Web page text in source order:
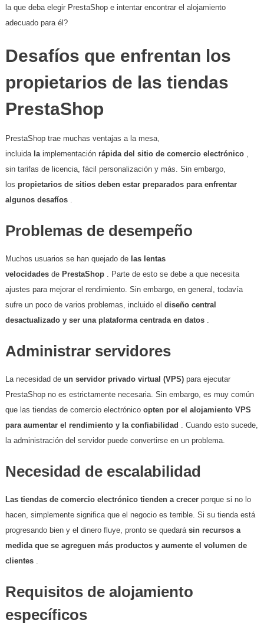
la que deba elegir PrestaShop e intentar encontrar el alojamiento
adecuado para él?
Desafíos que enfrentan los
propietarios de las tiendas
PrestaShop
PrestaShop trae muchas ventajas a la mesa,
incluida laimplementación rápida del sitio de comercio electrónico,
sin tarifas de licencia, fácil personalización y más. Sin embargo,
los propietarios de sitios deben estar preparados para enfrentar
algunos desafíos.
Problemas de desempeño
Muchos usuarios se han quejado de las lentas
velocidadesde PrestaShop. Parte de esto se debe a que necesita
ajustes para mejorar el rendimiento. Sin embargo, en general, todavía
sufre un poco de varios problemas, incluido el diseño central
desactualizado y ser una plataforma centrada en datos.
Administrar servidores
La necesidad de un servidor privado virtual (VPS)para ejecutar
PrestaShop no es estrictamente necesaria. Sin embargo, es muy común
que las tiendas de comercio electrónico opten por el alojamiento VPS
para aumentar el rendimiento y la confiabilidad . Cuando esto sucede,
la administración del servidor puede convertirse en un problema.
Necesidad de escalabilidad
Las tiendas de comercio electrónico tienden a crecerporque si no lo
hacen, simplemente significa que el negocio es terrible. Si su tienda está
progresando bien y el dinero fluye, pronto se quedará sin recursos a
medida que se agreguen más productos y aumente el volumen de
clientes.
Requisitos de alojamiento
específicos